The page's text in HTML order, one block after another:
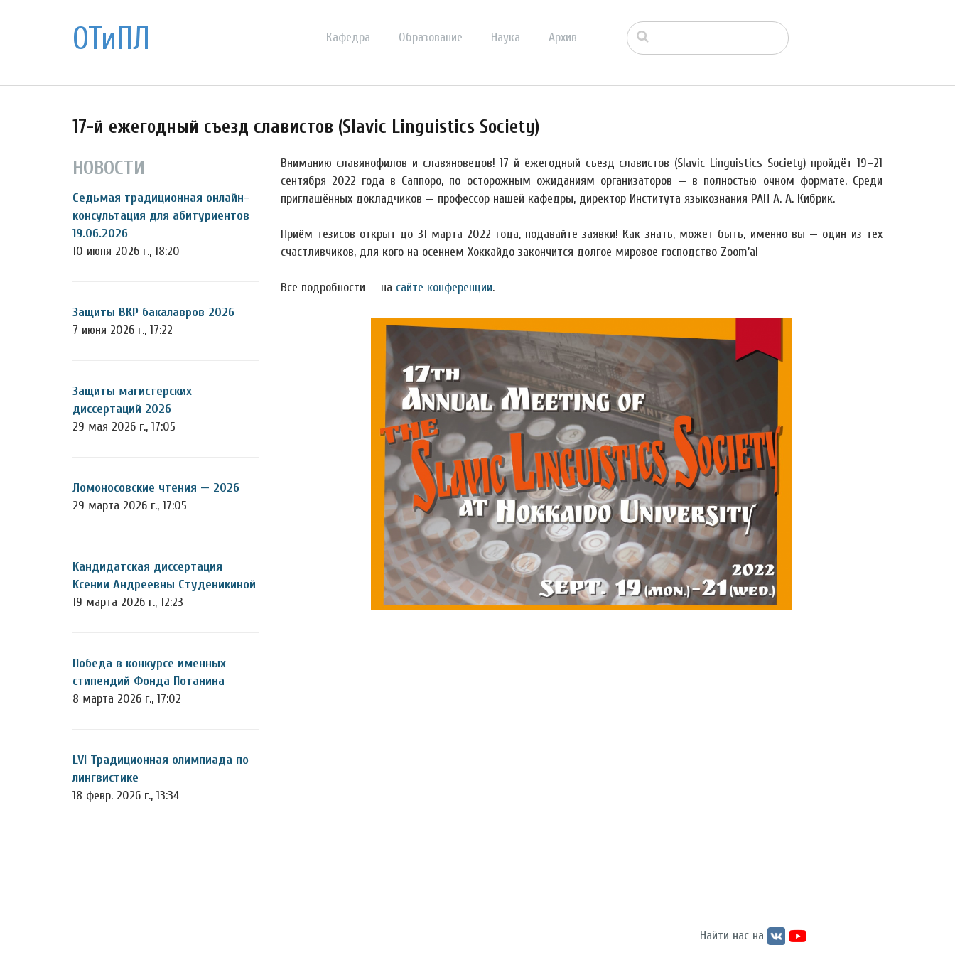
ОТиПЛ Кафедра Образование Наука Архив
17-й ежегодный съезд славистов (Slavic Linguistics Society)
НОВОСТИ
Седьмая традиционная онлайн-
консультация для абитуриентов
19.06.2026
10 июня 2026 г., 18:20
Защиты ВКР бакалавров 2026
7 июня 2026 г., 17:22
Защиты магистерских
диссертаций 2026
29 мая 2026 г., 17:05
Ломоносовские чтения — 2026
29 марта 2026 г., 17:05
Кандидатская диссертация
Ксении Андреевны Студеникиной
19 марта 2026 г., 12:23
Победа в конкурсе именных
стипендий Фонда Потанина
8 марта 2026 г., 17:02
LVI Традиционная олимпиада по
лингвистике
18 февр. 2026 г., 13:34
Вниманию славянофилов и славяноведов! 17-й ежегодный съезд славистов (Slavic Linguistics Society) пройдёт 19–21
сентября 2022 года в Саппоро, по осторожным ожиданиям организаторов — в полностью очном формате. Среди
приглашённых докладчиков — профессор нашей кафедры, директор Института языкознания РАН А. А. Кибрик.
Приём тезисов открыт до 31 марта 2022 года, подавайте заявки! Как знать, может быть, именно вы — один из тех
счастливчиков, для кого на осеннем Хоккайдо закончится долгое мировое господство Zoom’а!
Все подробности — на сайте конференции.
Найти нас на